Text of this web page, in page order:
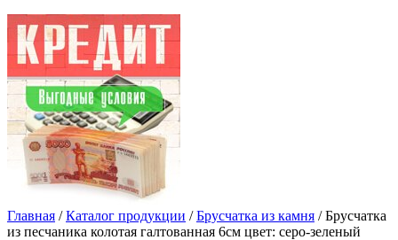
Главная /Каталог продукции /Брусчатка из камня /Брусчатка
из песчаника колотая галтованная 6см цвет: серо-зеленый